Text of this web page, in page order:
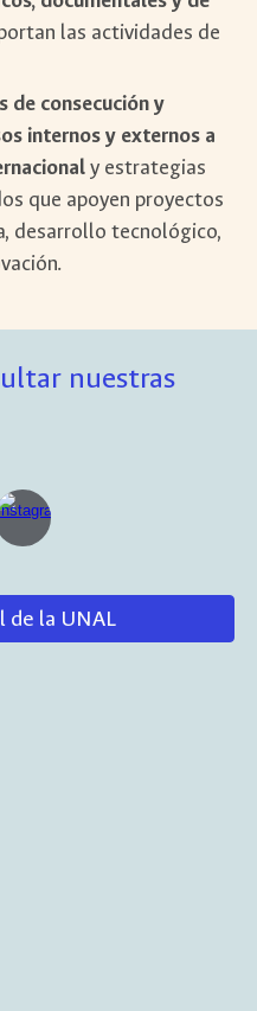
las actividades de
de consecución y
internos y externos a
y estrategias
que apoyen proyectos
desarrollo tecnológico,
nuestras
de la UNAL